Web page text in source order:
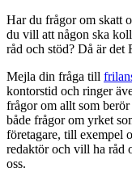
Har du frågor om skatt
du vill att någon ska
råd och stöd? Då är det
Mejla din fråga till
kontorstid och ringer
frågor om allt som
både frågor om yrket
företagare, till exempel
redaktör och vill ha råd
oss.